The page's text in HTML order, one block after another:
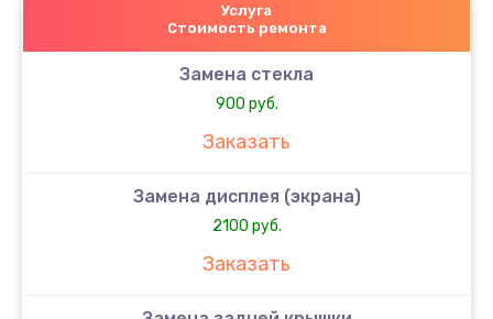
Услуга
Стоимость ремонта
Замена стекла
900 руб.
Заказать
Замена дисплея (экрана)
2100 руб.
Заказать